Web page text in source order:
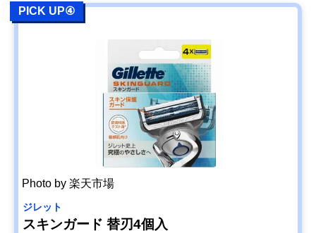
PICK UP④
Photo by 楽天市場
ジレット
スキンガード 替刃4個入